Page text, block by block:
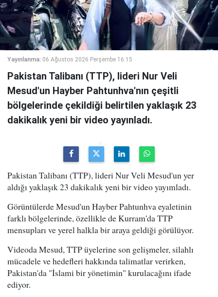
Yayınlanma: 06 Ağustos 2026 Perşembe 16:15
Pakistan Talibanı (TTP), lideri Nur Veli
Mesud'un Hayber Pahtunhva'nın çeşitli
bölgelerinde çekildiği belirtilen yaklaşık 23
dakikalık yeni bir video yayınladı.
Pakistan Talibanı (TTP), lideri Nur Veli Mesud'un yer
aldığı yaklaşık 23 dakikalık yeni bir video yayımladı.
Görüntülerde Mesud'un Hayber Pahtunhva eyaletinin
farklı bölgelerinde, özellikle de Kurram'da TTP
mensupları ve yerel halkla bir araya geldiği görülüyor.
Videoda Mesud, TTP üyelerine son gelişmeler, silahlı
mücadele ve hedefleri hakkında talimatlar verirken,
Pakistan'da "İslami bir yönetimin" kurulacağını ifade
ediyor.